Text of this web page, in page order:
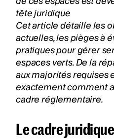
tête juridique
Cet article détaille les
actuelles, les pièges à
pratiques pour gérer
espaces verts. De la
aux majorités requises
exactement comment
cadre réglementaire.
Le cadre